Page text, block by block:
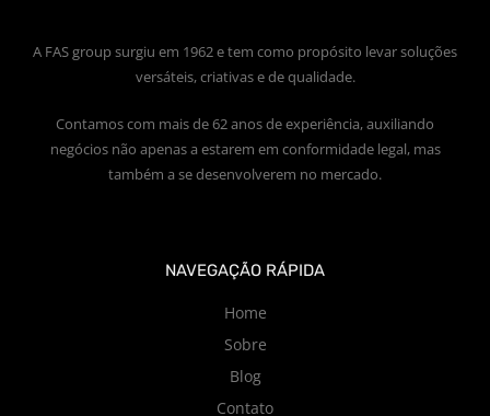
A FAS group surgiu em 1962 e tem como propósito levar soluções
versáteis, criativas e de qualidade.
Contamos com mais de 62 anos de experiência, auxiliando
negócios não apenas a estarem em conformidade legal, mas
também a se desenvolverem no mercado.
NAVEGAÇÃO RÁPIDA
Home
Sobre
Blog
Contato